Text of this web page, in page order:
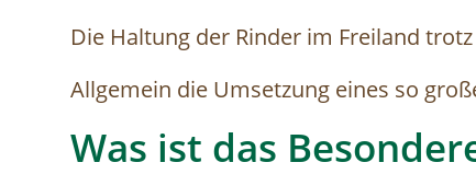
Die Haltung der Rinder im Freiland
Allgemein die Umsetzung eines so
Was ist das